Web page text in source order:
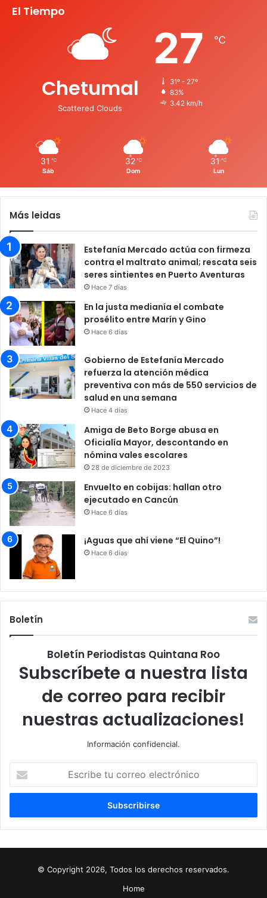
El Tiempo
Chetumal
Scattered Clouds
27 ℃
31º - 27º
83%
3.42 km/h
31 ℃
Sáb
32 ℃
Dom
31 ℃
Lun
Más leidas
Estefanía Mercado actúa con firmeza
contra el maltrato animal; rescata seis
seres sintientes en Puerto Aventuras
Hace 7 días
En la justa medianía el combate
prosélito entre Marín y Gino
Hace 6 días
Gobierno de Estefanía Mercado
refuerza la atención médica
preventiva con más de 550 servicios de
salud en una semana
Hace 4 días
Amiga de Beto Borge abusa en
Oficialía Mayor, descontando en
nómina vales escolares
28 de diciembre de 2023
Envuelto en cobijas: hallan otro
ejecutado en Cancún
Hace 6 días
¡Aguas que ahí viene “El Quino”!
Hace 6 días
Boletín
Boletín Periodistas Quintana Roo
Subscríbete a nuestra lista
de correo para recibir
nuestras actualizaciones!
Información confidencial.
correo
© Copyright 2026, Todos los derechos reservados.
Home